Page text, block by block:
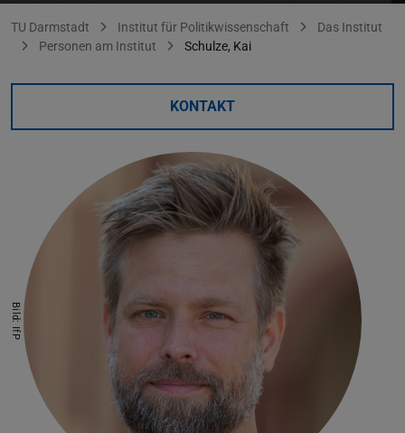
Sie befinden sich hier:
TU Darmstadt Institut für Politikwissenschaft
Das Institut
Personen am Institut
Schulze, Kai
KONTAKT
Bild: IfP